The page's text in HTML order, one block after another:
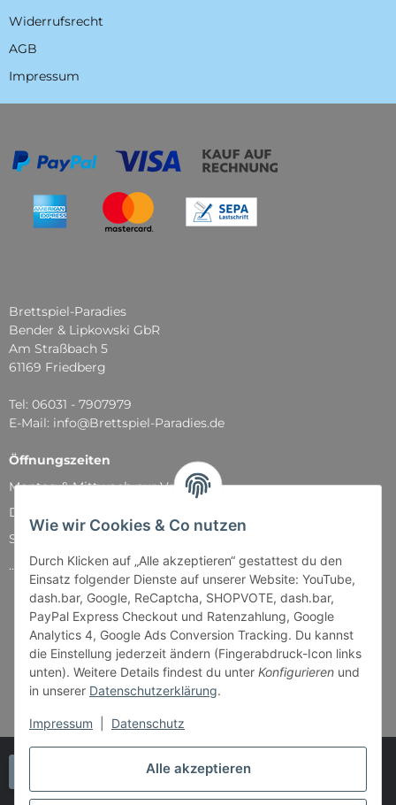
Alle akzeptieren
Wie wir Cookies & Co nutzen
Durch Klicken auf „Alle akzeptieren“ gestattest du den
Einsatz folgender Dienste auf unserer Website: YouTube,
dash.bar, Google, ReCaptcha, SHOPVOTE, dash.bar,
PayPal Express Checkout und Ratenzahlung, Google
Analytics 4, Google Ads Conversion Tracking. Du kannst
die Einstellung jederzeit ändern (Fingerabdruck-Icon links
unten). Weitere Details findest du unter Konfigurieren und
in unserer Datenschutzerklärung.
Impressum Datenschutz
Widerrufsrecht
AGB
Impressum
Brettspiel-Paradies
Bender & Lipkowski GbR
Am Straßbach 5
61169 Friedberg
Tel: 06031 - 7907979
E-Mail: info@Brettspiel-Paradies.de
Öffnungszeiten
Montag & Mittwoch nur Versand
Dienstag, Donnerstag und Freitag: 11:00 - 18:30 Uhr
Samstag: 11:00 - 14:00 Uhr
...und natürlich während unserer Events